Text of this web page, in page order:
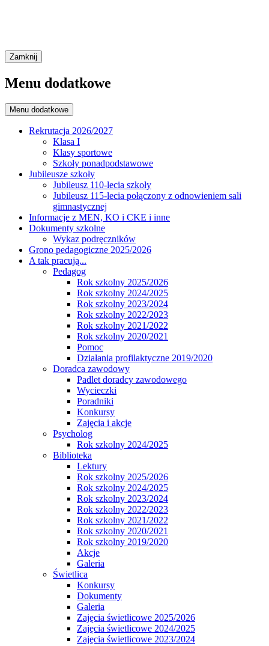
Zamknij
Menu dodatkowe
Menu dodatkowe
Rekrutacja 2026/2027
Klasa I
Klasy sportowe
Szkoły ponadpodstawowe
Jubileusze szkoły
Jubileusz 110-lecia szkoły
Jubileusz 115-lecia połączony z odnowieniem sali
gimnastycznej
Informacje z MEN, KO i CKE i inne
Dokumenty szkolne
Wykaz podręczników
Grono pedagogiczne 2025/2026
A tak pracują...
Pedagog
Rok szkolny 2025/2026
Rok szkolny 2024/2025
Rok szkolny 2023/2024
Rok szkolny 2022/2023
Rok szkolny 2021/2022
Rok szkolny 2020/2021
Pomoc
Działania profilaktyczne 2019/2020
Doradca zawodowy
Padlet doradcy zawodowego
Wycieczki
Poradniki
Konkursy
Zajęcia i akcje
Psycholog
Rok szkolny 2024/2025
Biblioteka
Lektury
Rok szkolny 2025/2026
Rok szkolny 2024/2025
Rok szkolny 2023/2024
Rok szkolny 2022/2023
Rok szkolny 2021/2022
Rok szkolny 2020/2021
Rok szkolny 2019/2020
Akcje
Galeria
Świetlica
Konkursy
Dokumenty
Galeria
Zajęcia świetlicowe 2025/2026
Zajęcia świetlicowe 2024/2025
Zajęcia świetlicowe 2023/2024